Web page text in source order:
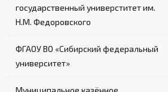
государственный универститет им.
Н.М. Федоровского
ФГАОУ ВО «Сибирский федеральный
университет»
Муниципальное казённое